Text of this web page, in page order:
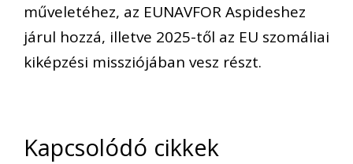
műveletéhez, az EUNAVFOR Aspideshez
járul hozzá, illetve 2025-től az EU szomáliai
kiképzési missziójában vesz részt.
Kapcsolódó cikkek